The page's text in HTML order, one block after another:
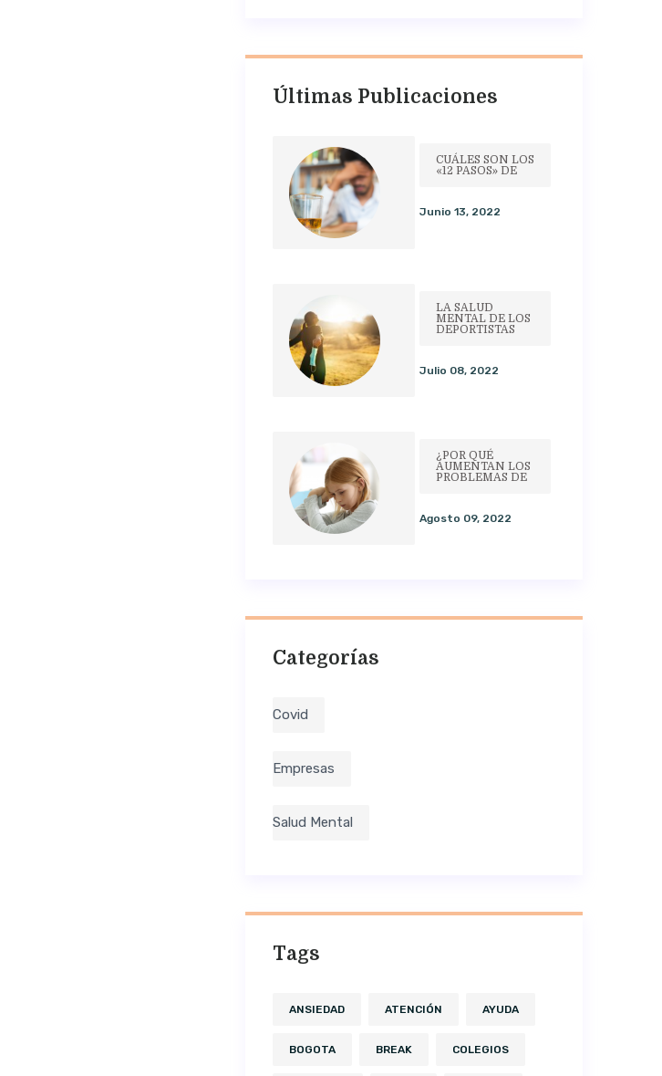
Últimas Publicaciones
CUÁLES SON LOS
«12 PASOS» DE
Junio 13, 2022
LA SALUD
MENTAL DE LOS
DEPORTISTAS
Julio 08, 2022
¿POR QUÉ
AUMENTAN LOS
PROBLEMAS DE
Agosto 09, 2022
Categorías
Covid
Empresas
Salud Mental
Tags
ANSIEDAD ATENCIÓN AYUDA
BOGOTA BREAK COLEGIOS